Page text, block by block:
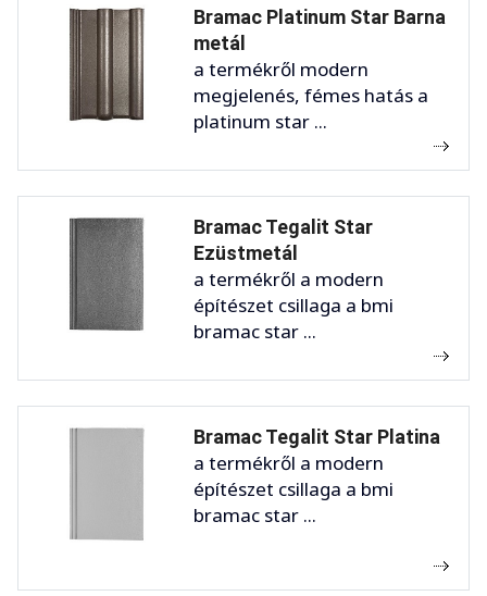
Bramac Platinum Star Barna
metál
a termékről modern
megjelenés, fémes hatás a
platinum star ...
Bramac Tegalit Star
Ezüstmetál
a termékről a modern
építészet csillaga a bmi
bramac star ...
Bramac Tegalit Star Platina
a termékről a modern
építészet csillaga a bmi
bramac star ...